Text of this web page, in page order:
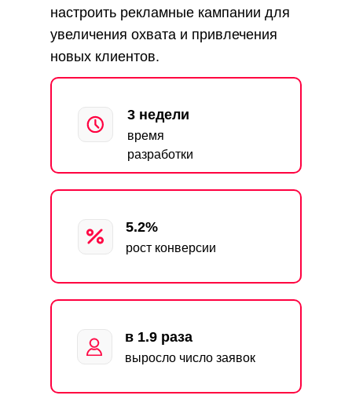
настроить рекламные кампании для
увеличения охвата и привлечения
новых клиентов.
3 недели
время
разработки
5.2%
рост конверсии
в 1.9 раза
выросло число заявок